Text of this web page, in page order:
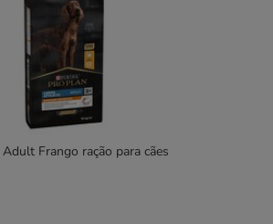
Frango ração para cães